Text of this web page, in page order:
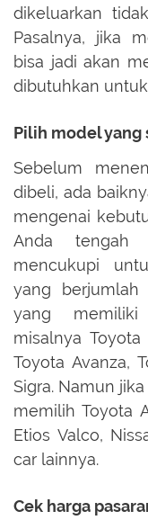
dikeluarkan
Pasalnya, jika
bisa jadi akan
dibutuhkan
Pilih model yang
Sebelum
dibeli, ada
mengenai
Anda tengah
mencukupi
yang
yang memiliki
misalnya
Toyota Avanza,
Sigra. Namun
memilih Toyota
Etios Valco,
car lainnya.
Cek harga